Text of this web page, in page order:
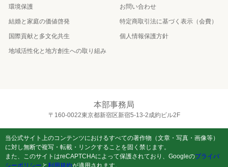
環境保護
結婚と家庭の価値啓発
国際貢献と多文化共生
地域活性化と地方創生への取り組み
お問い合わせ
特定商取引法に基づく表示（会費）
個人情報保護方針
本部事務局
〒160-0022東京都新宿区新宿5-13-2成約ビル2F
当公式サイト上のコンテンツにおけるすべての著作物（文章・写真・画像等）
に対し無断で複写・転載・リンクすることを固く禁じます。
また、このサイトはreCAPTCHAによって保護されており、Googleのプライバ
シーポリシー と 利用規約が適用されます。